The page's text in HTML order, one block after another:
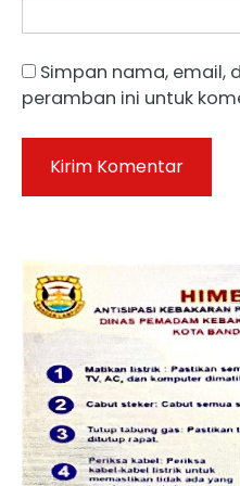
Simpan nama, email,
peramban ini untuk